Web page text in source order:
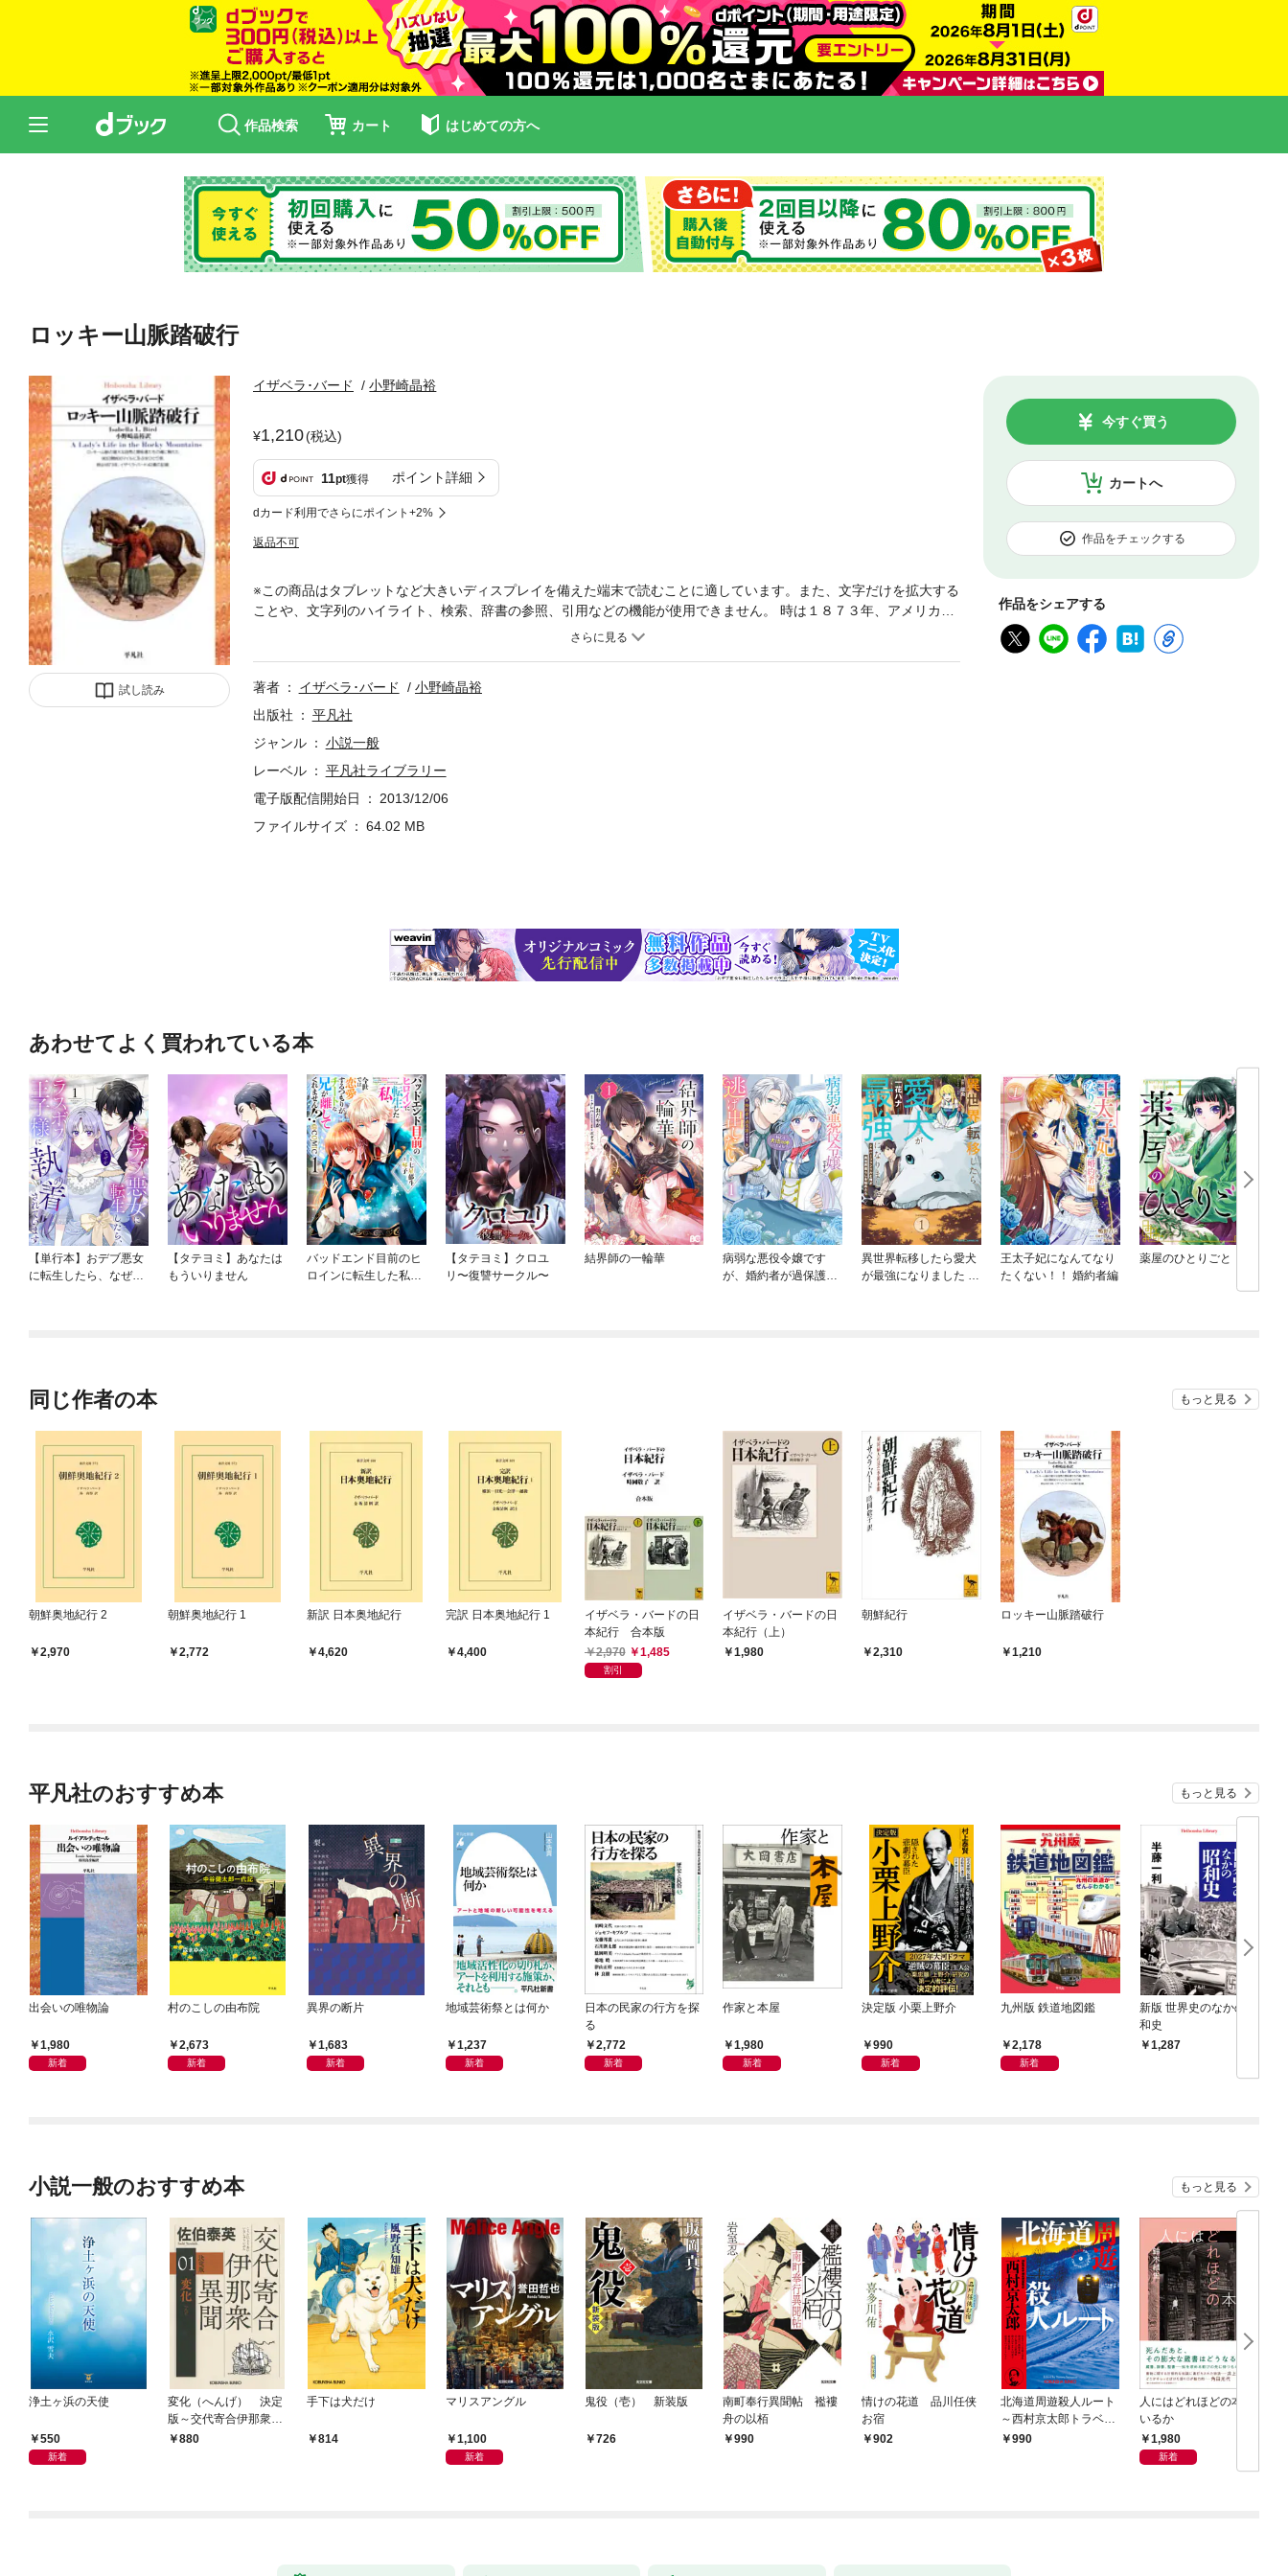
作品検索 カート はじめての方へ
ロッキー山脈踏破行
試し読み
イザベラ･バード 小野崎晶裕
1,210(税込)
11pt獲得 ポイント詳細
dカード利用でさらにポイント+2%
返品不可
カートへ
今すぐ買う
作品をチェックする
作品をシェアする
※この商品はタブレットなど大きいディスプレイを備えた端末で読むことに適しています。また、文字だけを拡大する
ことや、文字列のハイライト、検索、辞書の参照、引用などの機能が使用できません。 時は１８７３年、アメリカは
ロッキー山脈を歩いたイギリス女性が妹に書き送った一大旅行記。古きよき時代のアメリカの雄大な自然と開拓者た
著者 イザベラ･バード
小野崎晶裕
出版社
平凡社
ジャンル
小説一般
レーベル
平凡社ライブラリー
電子版配信開始日
2013/12/06
ファイルサイズ
64.02 MB
あわせてよく買われている本
【単行本】おデブ悪女
に転生したら、なぜか
【タテヨミ】あなたは
もういりません
バッドエンド目前のヒ
ロインに転生した私、
【タテヨミ】クロユ
リ〜復讐サークル〜
結界師の一輪華
病弱な悪役令嬢です
が、婚約者が過保護す
異世界転移したら愛犬
が最強になりました ～
王太子妃になんてなり
たくない！！ 婚約者編
薬屋のひとりごと
同じ作者の本 もっと見る
朝鮮奥地紀行 2
2,970
朝鮮奥地紀行 1
2,772
新訳 日本奥地紀行
4,620
完訳 日本奥地紀行 1
4,400
イザベラ・バードの日
本紀行 合本版
2,970
1,485
割引
イザベラ・バードの日
本紀行（上）
1,980
朝鮮紀行
2,310
ロッキー山脈踏破行
1,210
平凡社のおすすめ本 もっと見る
出会いの唯物論
1,980
新着
村のこしの由布院
2,673
新着
異界の断片
1,683
新着
地域芸術祭とは何か
1,237
新着
日本の民家の行方を探
る
2,772
新着
作家と本屋
1,980
新着
決定版 小栗上野介
990
新着
九州版 鉄道地図鑑
2,178
新着
新版 世界史のなかの昭
和史
1,287
小説一般のおすすめ本 もっと見る
浄土ヶ浜の天使
550
新着
変化（へんげ） 決定
版～交代寄合伊那衆異
聞（1）～
880
手下は犬だけ
814
マリスアングル
1,100
新着
鬼役（壱） 新装版
726
南町奉行異聞帖 襤褸
舟の以栢
990
情けの花道 品川任侠
お宿
902
北海道周遊殺人ルート
～西村京太郎トラベル
ミステリー・セレクシ
990
人にはどれほどの本が
いるか
1,980
新着